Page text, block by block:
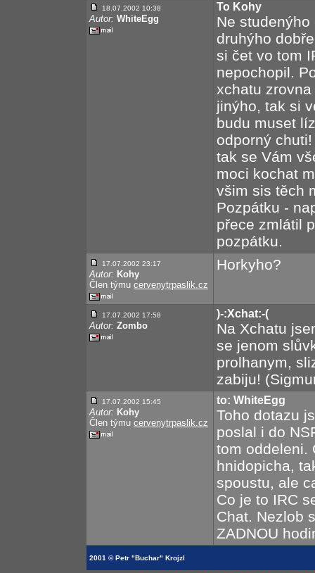
18.07.2002 10:38
Autor: WhiteEgg
To Kohy
Ne
druhýho
si čet vo tom
nepochopil.
xchatu
jinýho, tak si
budu muset
odporný
tak se Vám
moci kochat
všim sis těch
Pozpátku -
přece zmlátil
pozpátku.
17.07.2002 23:17
Autor: Kohy
Člen týmu cervenytrpaslik.cz
Horkyho?
17.07.2002 17:58
Autor: Zombo
)-:Xchat:-(
Na Xchatu
se jenom
prolhanym,
zabiju!
17.07.2002 15:45
Autor: Kohy
Člen týmu cervenytrpaslik.cz
to: WhiteEgg
Toho dotazu
poslal i do
tom oddeleni.
hnidopicha,
spoustu, ale
Co je to IRC
Chat. Nezlob
ZADNOU
2001 © Petr "Buchar" Krojzl